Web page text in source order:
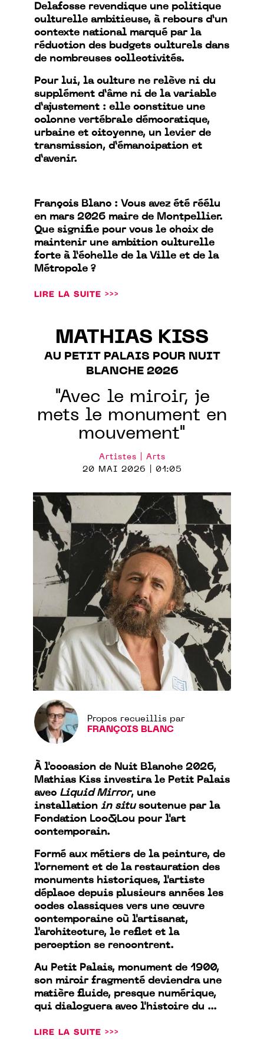
Delafosse revendique une politique
culturelle ambitieuse, à rebours d’un
contexte national marqué par la
réduction des budgets culturels dans
de nombreuses collectivités.
Pour lui, la culture ne relève ni du
supplément d’âme ni de la variable
d’ajustement : elle constitue une
colonne vertébrale démocratique,
urbaine et citoyenne, un levier de
transmission, d’émancipation et
d’avenir.
François Blanc : Vous avez été réélu
en mars 2026 maire de Montpellier.
Que signifie pour vous le choix de
maintenir une ambition culturelle
forte à l’échelle de la Ville et de la
Métropole ?
LIRE LA SUITE >>>
MATHIAS KISS
AU PETIT PALAIS POUR NUIT
BLANCHE 2026
"Avec le miroir, je
mets le monument en
mouvement"
Artistes | Arts
20 MAI 2026 | 01:05
Propos recueillis par
FRANÇOIS BLANC
À l'occasion de Nuit Blanche 2026,
Mathias Kiss investira le Petit Palais
avec Liquid Mirror, une
installation in situsoutenue par la
Fondation Loo&Lou pour l'art
contemporain.
Formé aux métiers de la peinture, de
l'ornement et de la restauration des
monuments historiques, l'artiste
déplace depuis plusieurs années les
codes classiques vers une œuvre
contemporaine où l'artisanat,
l'architecture, le reflet et la
perception se rencontrent.
Au Petit Palais, monument de 1900,
son miroir fragmenté deviendra une
matière fluide, presque numérique,
qui dialoguera avec l'histoire du ...
LIRE LA SUITE >>>